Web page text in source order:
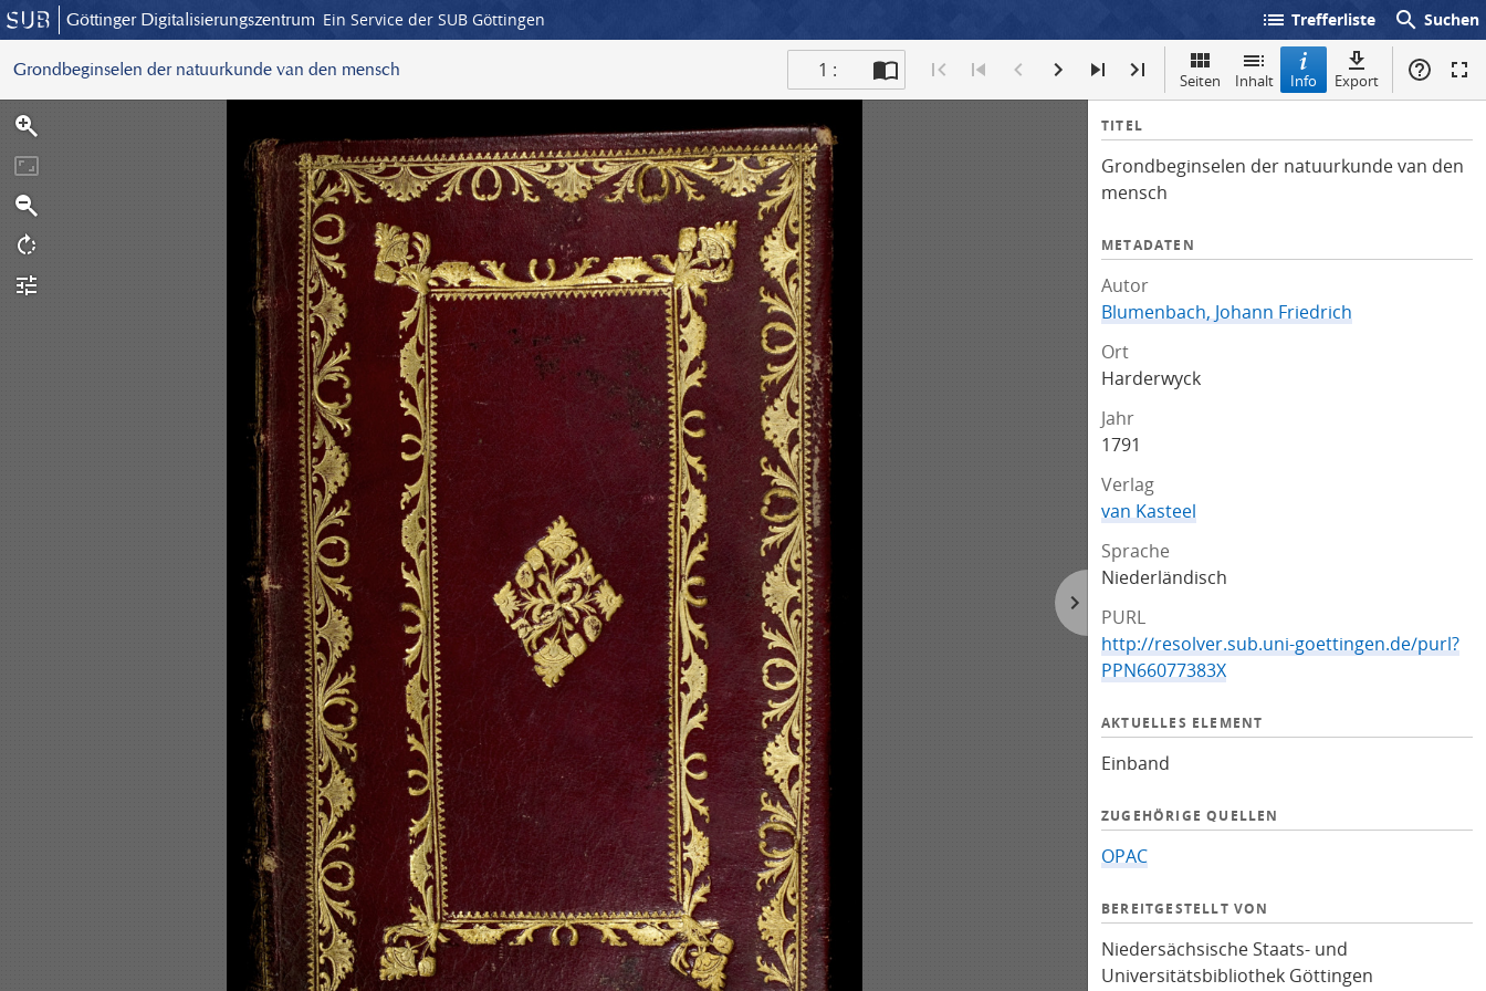
Göttinger Digitalisierungszentrum Ein Service der SUB Göttingen list Trefferliste search Suchen
Grondbeginselen der natuurkunde van den mensch 1 : Seiten Inhalt Info Export
I
f
o
TITEL
Grondbeginselen der natuurkunde van den
mensch
METADATEN
Autor
Blumenbach, Johann Friedrich
Ort
Harderwyck
Jahr
1791
Verlag
van Kasteel
Sprache
Niederländisch
PURL
http://resolver.sub.uni-goettingen.de/purl?
PPN66077383X
AKTUELLES ELEMENT
Einband
ZUGEHÖRIGE QUELLEN
OPAC
BEREITGESTELLT VON
Niedersächsische Staats- und
Universitätsbibliothek Göttingen